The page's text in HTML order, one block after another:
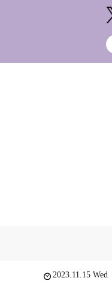
2023.11.15 Wed